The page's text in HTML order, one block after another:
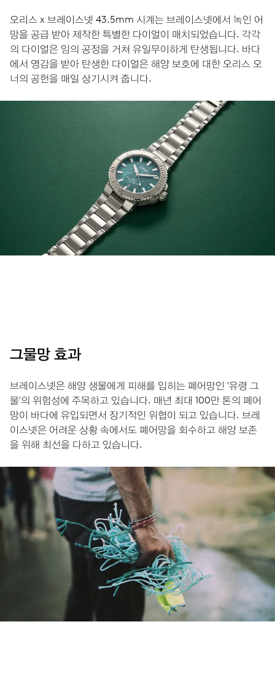
오리스 x 브레이스넷 43.5mm 시계는 브레이스넷에서 녹인 어
망을 공급 받아 제작한 특별한 다이얼이 매치되었습니다. 각각
의 다이얼은 임의 공정을 거쳐 유일무이하게 탄생됩니다. 바다
에서 영감을 받아 탄생한 다이얼은 해양 보호에 대한 오리스 오
너의 공헌을 매일 상기시켜 줍니다.
그물망 효과
브레이스넷은 해양 생물에게 피해를 입히는 폐어망인 '유령 그
물'의 위험성에 주목하고 있습니다. 매년 최대 100만 톤의 폐어
망이 바다에 유입되면서 장기적인 위협이 되고 있습니다. 브레
이스넷은 어려운 상황 속에서도 폐어망을 회수하고 해양 보존
을 위해 최선을 다하고 있습니다.